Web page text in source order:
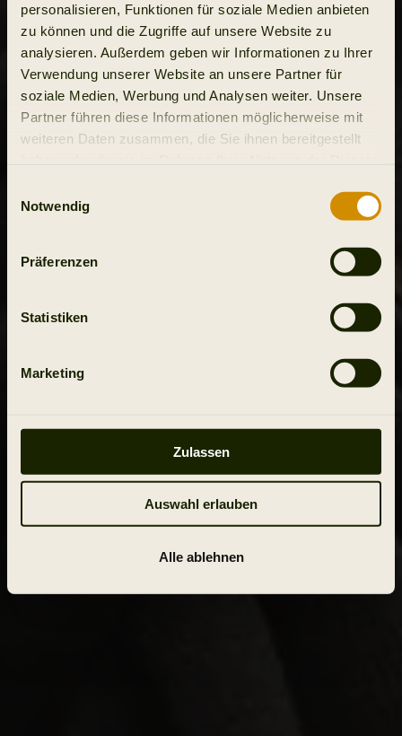
personalisieren, Funktionen für soziale Medien anbieten
zu können und die Zugriffe auf unsere Website zu
analysieren. Außerdem geben wir Informationen zu Ihrer
Verwendung unserer Website an unsere Partner für
soziale Medien, Werbung und Analysen weiter. Unsere
Partner führen diese Informationen möglicherweise mit
weiteren Daten zusammen, die Sie ihnen bereitgestellt
Notwendig
Präferenzen
Statistiken
Marketing
Zulassen
Auswahl erlauben
Alle ablehnen